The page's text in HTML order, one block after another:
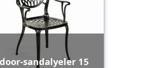
sandalyeler 15